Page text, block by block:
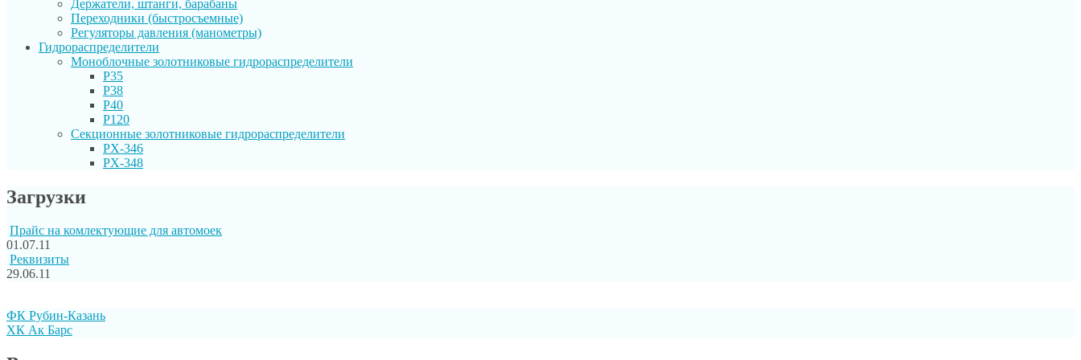
Держатели, штанги, барабаны
Переходники (быстросъемные)
Регуляторы давления (манометры)
Гидрораспределители
Моноблочные золотниковые гидрораспределители
P35
P38
P40
P120
Секционные золотниковые гидрораспределители
PX-346
PX-348
Загрузки
Прайс на комлектующие для автомоек
01.07.11
Реквизиты
29.06.11
ФК Рубин-Казань
ХК Ак Барс